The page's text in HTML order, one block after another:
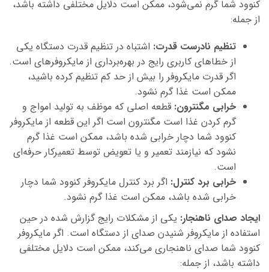
کنوود شما گرم نمی‌شود، ممکن است دلایل مختلفی داشته باشد،
از جمله:
تنظیم نادرست قدرت: اشتباه در تنظیم قدرت دستگاه یکی
از خطاهای کاربری رایج در بهره‌برداری از مایکروفرهای است.
اگر قدرت مایکروفر را بیش از حد کم تنظیم کرده باشید،
ممکن است غذا گرم نشود.
خرابی مگنترون: قطعه اصلی که موظف به تولید امواج و
گرم کردن غذا است مگنترون است اگر این قطعه از مایکروفر
کنوود شما دچار خرابی شده باشد، ممکن است غذا گرم
نشود که نیازمند تعمیر و یا تعویض توسط تعمیرکار حرفه‌ای
است.
خرابی برد کنترل: اگر برد کنترل مایکروفر کنوود شما دچار
خرابی شده باشد، ممکن است غذا گرم نشود.
ایجاد صدای ناهنجار: یکی از مشکلات رایج گزارش شده در حین
استفاده از مایکروفر شنیدن صدای از دستگاه است. اگر مایکروفر
کنوود شما صدای ناهنجاری می‌کند، ممکن است دلایل مختلفی
داشته باشد، از جمله: